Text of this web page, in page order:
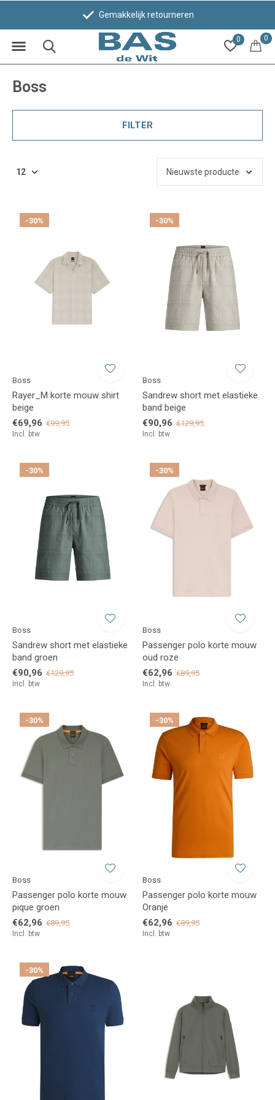
0 0
Gemakkelijk retourneren
Boss
FILTER
-30%
Boss
Rayer_M korte mouw shirt
beige
€69,96 €99,95
Incl. btw
-30%
Boss
Sandrew short met elastieke
band beige
€90,96 €129,95
Incl. btw
-30%
Boss
Sandrew short met elastieke
band groen
€90,96 €129,95
Incl. btw
-30%
Boss
Passenger polo korte mouw
oud roze
€62,96 €89,95
Incl. btw
-30%
Boss
Passenger polo korte mouw
pique groen
€62,96 €89,95
Incl. btw
-30%
Boss
Passenger polo korte mouw
Oranje
€62,96 €89,95
Incl. btw
-30%